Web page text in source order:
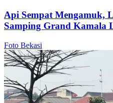
Api Sempat Mengamuk,
Samping Grand Kamala
Foto Bekasi